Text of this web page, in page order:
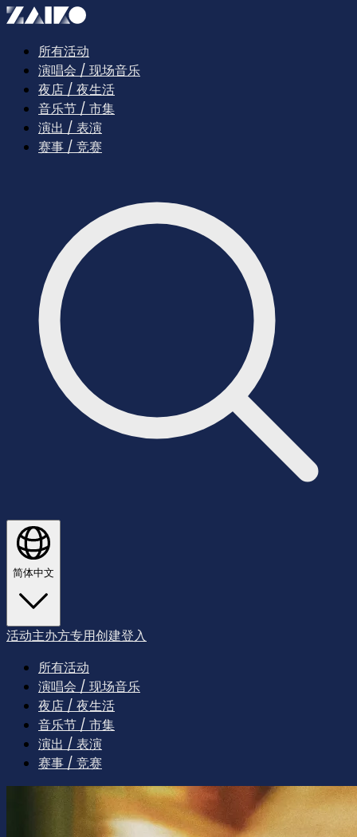
所有活动
演唱会 / 现场音乐
夜店 / 夜生活
音乐节 / 市集
演出 / 表演
赛事 / 竞赛
简体中文
活动主办方专用创建登入
所有活动
演唱会 / 现场音乐
夜店 / 夜生活
音乐节 / 市集
演出 / 表演
赛事 / 竞赛